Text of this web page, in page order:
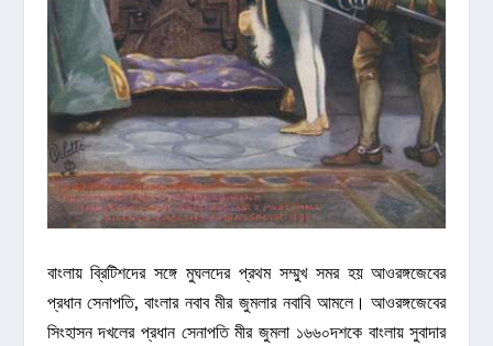
বাংলায় ব্রিটিশদের সঙ্গে মুঘলদের প্রথম সম্মুখ সমর হয় আওরঙ্গজেবের
প্রধান সেনাপতি, বাংলার নবাব মীর জুমলার নবাবি আমলে। আওরঙ্গজেবের
সিংহাসন দখলের প্রধান সেনাপতি মীর জুমলা ১৬৬০দশকে বাংলায় সুবাদার